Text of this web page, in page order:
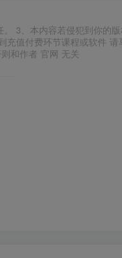
3、本内容若侵犯到你的
充值付费环节课程或软件 请
和作者 官网 无关